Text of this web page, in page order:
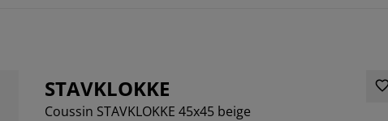
STAVKLOKKE
Coussin STAVKLOKKE 45x45 beige